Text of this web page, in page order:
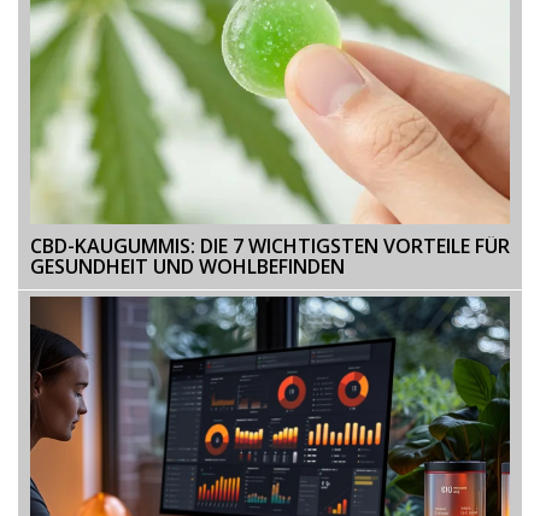
CBD-KAUGUMMIS: DIE 7 WICHTIGSTEN VORTEILE FÜR
GESUNDHEIT UND WOHLBEFINDEN